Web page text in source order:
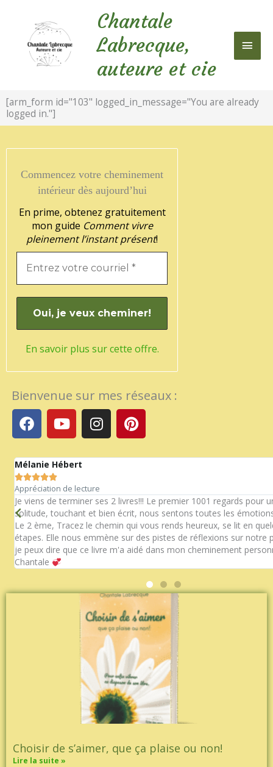
contenu
Chantale
Labrecque,
auteure et cie
[arm_form id="103" logged_in_message="You are already
logged in."]
Commencez votre cheminement
intérieur dès aujourd’hui
En prime, obtenez gratuitement
mon guide Comment vivre
pleinement l’instant présent!
En savoir plus sur cette offre.
Bienvenue sur mes réseaux :
F
a
c
e
b
o
o
k
Y
o
u
t
u
b
e
I
n
s
t
g
r
a
m
P
i
n
t
e
s
t
Mélanie Hébert

Appréciation de lecture
Je viens de terminer ses 2 livres!!! Le premier 1001 regards pour
solitude, touchant et bien écrit, nous sentons toutes les
Le 2 ème, Tracez le chemin qui vous rends heureux, se lit en
étapes. Elle nous emmène sur des pistes de réflexions sur notre
je peux dire que ce livre m'a aidé dans mon cheminement
Chantale
Choisir de s’aimer, que ça plaise ou non!
Lire la suite »